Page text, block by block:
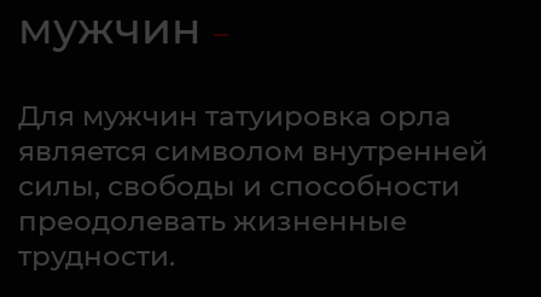
мужчин
Для мужчин татуировка орла
является символом внутренней
силы, свободы и способности
преодолевать жизненные
трудности.